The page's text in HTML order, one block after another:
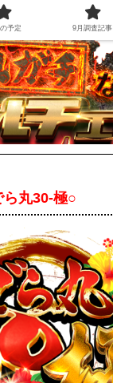
ら丸30-極○
予定 9月調査記事